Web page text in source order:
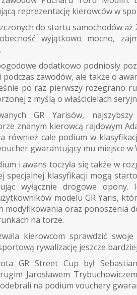
reprezentację kierowców w
do startu samochodów aż
wyjątkowo mocno,
dodatkowo podniosły
zawodów, ale także o
po raz pierwszy rozegrano
z myślą o właścicielach
GR Yarisów,
znanym kierowcą rajdowym
również całe podium w
gwarantujący mu miejsce w
i awans toczyła się także w
specjalnej klasyfikacji mogą
wyłącznie drogowe
modelu GR Yaris,
modyfikowania oraz ponoszenia
na torze.
kierowcom sprawdzić
rywalizację jeszcze
GR Street Cup był
Jarosławem
na podium vouchery